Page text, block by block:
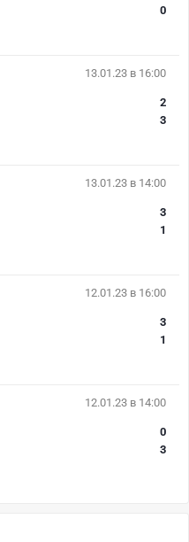
0
13.01.23 в 16:00
2
3
13.01.23 в 14:00
3
1
12.01.23 в 16:00
3
1
12.01.23 в 14:00
0
3